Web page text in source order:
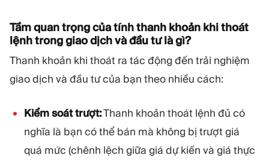
Tầm quan trọng của tính thanh khoản khi thoát
lệnh trong giao dịch và đầu tư là gì?
Thanh khoản khi thoát ra tác động đến trải nghiệm
giao dịch và đầu tư của bạn theo nhiều cách:
Kiểm soát trượt:Thanh khoản thoát lệnh đủ có
nghĩa là bạn có thể bán mà không bị trượt giá
quá mức (chênh lệch giữa giá dự kiến và giá thực